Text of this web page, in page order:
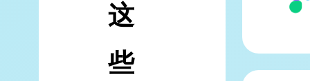
这
些